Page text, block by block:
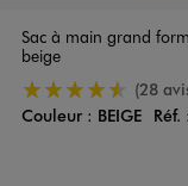
Sac à main grand
beige
4.5/5 de moyenne
(28
Couleur
Couleur : BEIGE Réf. :